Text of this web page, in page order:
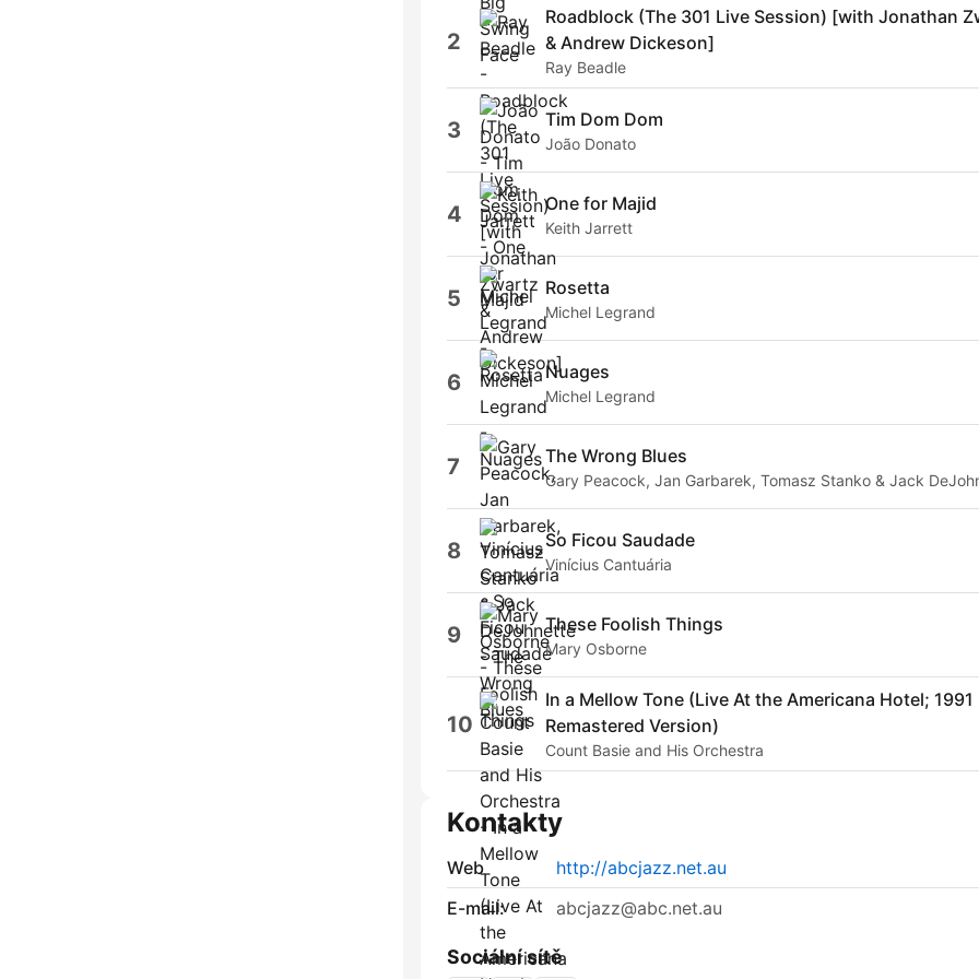
2
Roadblock (The 301 Live Session) [with Jonathan
& Andrew Dickeson]
Ray Beadle
3 Tim Dom Dom
João Donato
4 One for Majid
Keith Jarrett
5 Rosetta
Michel Legrand
6 Nuages
Michel Legrand
7 The Wrong Blues
Gary Peacock, Jan Garbarek, Tomasz Stanko & Jack
8 So Ficou Saudade
Vinícius Cantuária
9 These Foolish Things
Mary Osborne
10
In a Mellow Tone (Live At the Americana Hotel; 1991
Remastered Version)
Count Basie and His Orchestra
Kontakty
Web
http://abcjazz.net.au
E-mail:
abcjazz@abc.net.au
Sociální sítě